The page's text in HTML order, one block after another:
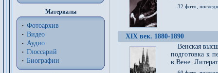
Материалы
Фотоархив
Видео
Аудио
Глоссарий
Биографии
32 фото,
XIX век. 1880-1890
Венская
подготовка к
в Вене.